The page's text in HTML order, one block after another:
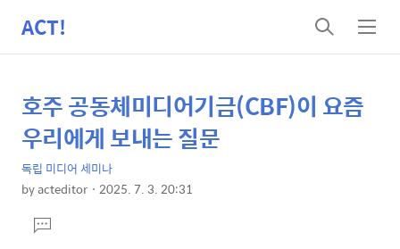
ACT!
검
색
메
뉴
상
세
컨
텐
본
문
제
목
호주 공동체미디어기금(CBF)이 요즘
우리에게 보내는 질문
독립 미디어 세미나
byacteditor 2025. 7. 3. 20:31
문댓
글